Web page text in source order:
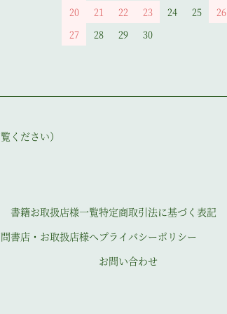
20
21 22 23 24 25
26
27
28 29 30
ください）
書籍お取扱店様一覧
書店・お取扱店様へ
特定商取引法に基づく表記
プライバシーポリシー
お問い合わせ